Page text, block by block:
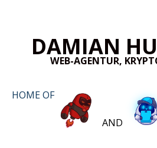
DAMIAN
WEB-AGENTUR,
HOME OF
AND